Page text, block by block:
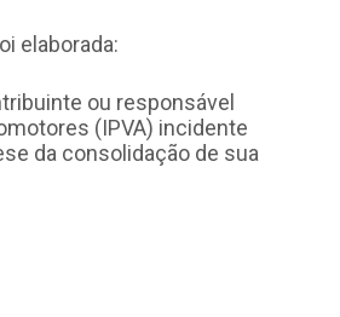
elaborada:
ou responsável
(IPVA) incidente
da consolidação de sua